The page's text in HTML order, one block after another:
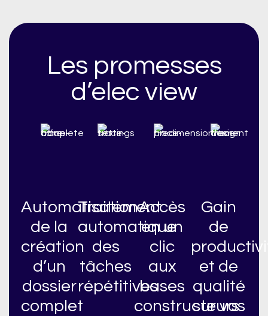
Les promesses
d’elec view
Automatisation
de la
création
d’un
dossier
complet
Traitement
automatique
des
tâches
répétitives
Accès
en un
clic
aux
bases
constructeurs
Gain
de
et de
qualité
sur vos